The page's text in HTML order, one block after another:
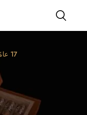
17 عامًا من الخبرة في صناعة التعبئة والتغليف